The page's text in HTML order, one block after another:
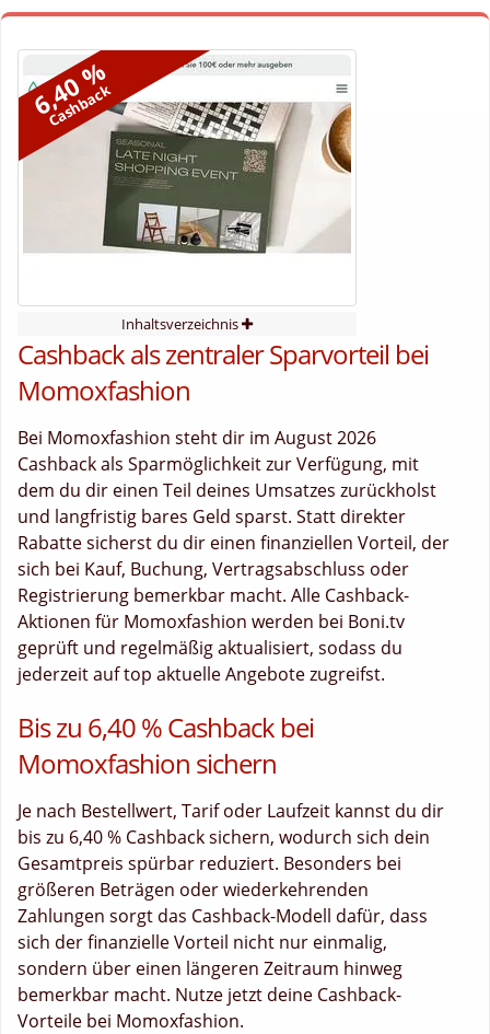
6,40 %
Cashback
Inhaltsverzeichnis
Cashback als zentraler Sparvorteil bei
Momoxfashion
Bei Momoxfashion steht dir im August 2026
Cashback als Sparmöglichkeit zur Verfügung, mit
dem du dir einen Teil deines Umsatzes zurückholst
und langfristig bares Geld sparst. Statt direkter
Rabatte sicherst du dir einen finanziellen Vorteil, der
sich bei Kauf, Buchung, Vertragsabschluss oder
Registrierung bemerkbar macht. Alle Cashback-
Aktionen für Momoxfashion werden bei Boni.tv
geprüft und regelmäßig aktualisiert, sodass du
jederzeit auf top aktuelle Angebote zugreifst.
Bis zu 6,40 % Cashback bei
Momoxfashion sichern
Je nach Bestellwert, Tarif oder Laufzeit kannst du dir
bis zu 6,40 % Cashback sichern, wodurch sich dein
Gesamtpreis spürbar reduziert. Besonders bei
größeren Beträgen oder wiederkehrenden
Zahlungen sorgt das Cashback-Modell dafür, dass
sich der finanzielle Vorteil nicht nur einmalig,
sondern über einen längeren Zeitraum hinweg
bemerkbar macht. Nutze jetzt deine Cashback-
Vorteile bei Momoxfashion.